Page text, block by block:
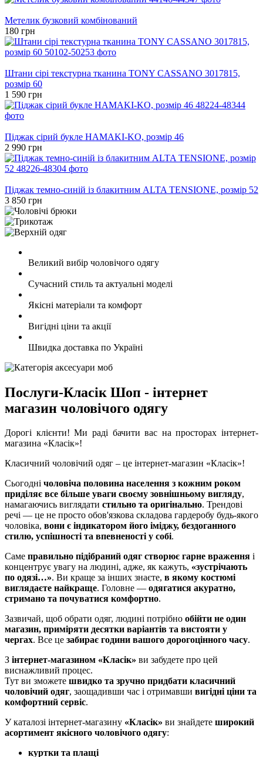
Метелик бузковий комбінований
180 грн
Штани сірі текстурна тканина TONY CASSANO 3017815,
розмір 60
1 590 грн
Піджак сірий букле HAMAKI-KO, розмір 46
2 990 грн
Піджак темно-синій із блакитним ALTA TENSIONE, розмір 52
3 850 грн
Великий вибір чоловічого одягу
Сучасний стиль та актуальні моделі
Якісні матеріали та комфорт
Вигідні ціни та акції
Швидка доставка по Україні
Послуги-Класік Шоп - інтернет
магазин чоловічого одягу
Дорогі клієнти! Ми раді бачити вас на просторах інтернет-
магазина «Класік»!
Класичний чоловічий одяг – це інтернет-магазин «Класік»!
Сьогодні чоловіча половина населення з кожним роком
приділяє все більше уваги своєму зовнішньому вигляду,
намагаючись виглядати стильно та оригінально. Трендові
речі — це не просто обов'язкова складова гардеробу будь-якого
чоловіка, вони є індикатором його іміджу, бездоганного
стилю, успішності та впевненості у собі.
Саме правильно підібраний одяг створює гарне враження і
концентрує увагу на людині, адже, як кажуть, «зустрічають
по одязі…». Ви краще за інших знаєте, в якому костюмі
виглядаєте найкраще. Головне — одягатися акуратно,
стримано та почуватися комфортно.
Зазвичай, щоб обрати одяг, людині потрібно обійти не один
магазин, приміряти десятки варіантів та вистояти у
чергах. Все це забирає години вашого дорогоцінного часу.
З інтернет-магазином «Класік» ви забудете про цей
виснажливий процес.
Тут ви зможете швидко та зручно придбати класичний
чоловічий одяг, заощадивши час і отримавши вигідні ціни та
комфортний сервіс.
У каталозі інтернет-магазину «Класік» ви знайдете широкий
асортимент якісного чоловічого одягу:
куртки та плащі